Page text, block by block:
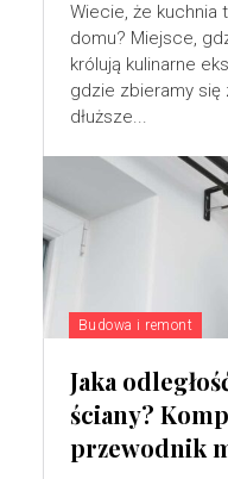
Wiecie, że
domu? Miejsce,
królują kulinarne
gdzie zbieramy się
dłuższe...
Budowa i remont
Jaka
ściany?
przewodnik